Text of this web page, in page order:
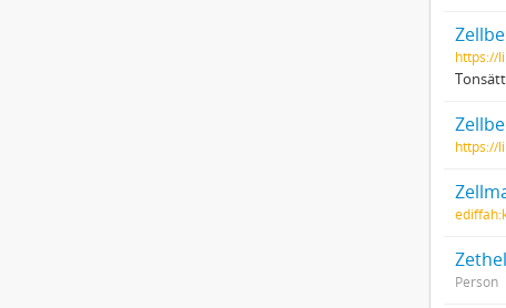
https://
https://
Person